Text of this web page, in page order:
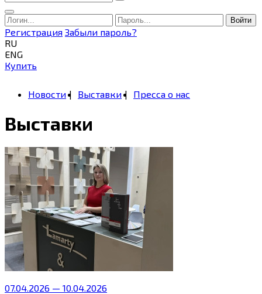
Войти
Регистрация Забыли пароль?
RU
ENG
Купить
Новости Выставки Пресса о нас
Выставки
07.04.2026 — 10.04.2026